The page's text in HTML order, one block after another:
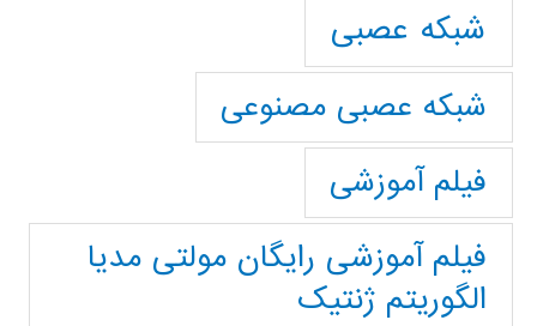
شبکه عصبی
شبکه عصبی مصنوعی
فیلم آموزشی
فیلم آموزشی رایگان مولتی مدیا
الگوریتم ژنتیک